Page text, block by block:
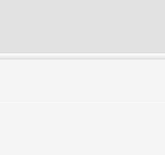
seo-suchmaschinenoptimierung